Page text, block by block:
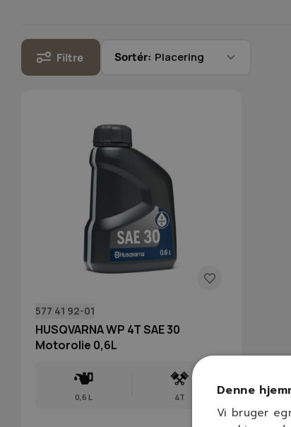
Filtre Sortér:
577 41 92-01
HUSQVARNA WP 4T SAE 30
Motorolie 0,6L
0,6 L 4T Denne
Vi bruger